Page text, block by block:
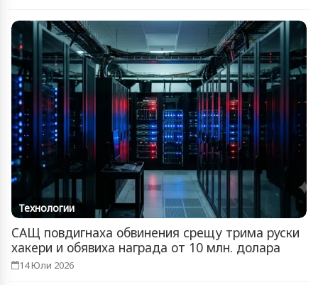
Технологии
САЩ повдигнаха обвинения срещу трима руски
хакери и обявиха награда от 10 млн. долара
14 Юли 2026